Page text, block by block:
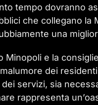
tempo dovranno
che collegano la
una
Minopoli e la
dei
servizi, sia
rappresenta